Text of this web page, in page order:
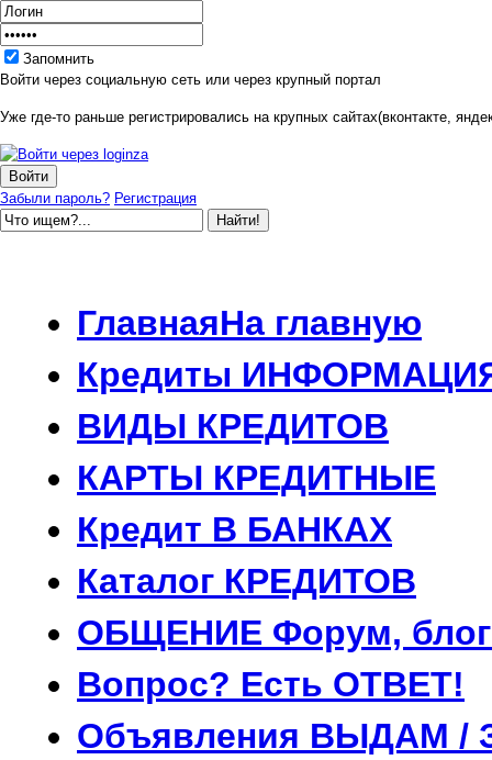
Запомнить
Войти через социальную сеть или через крупный портал
Уже где-то раньше регистрировались на крупных сайтах(вконтакте,
Забыли пароль? Регистрация
ГлавнаяНа главную
Кредиты
ВИДЫ КРЕДИТОВ
КАРТЫ КРЕДИТНЫЕ
Кредит В БАНКАХ
Каталог КРЕДИТОВ
ОБЩЕНИЕ Форум,
Вопрос? Есть ОТВЕТ!
Объявления ВЫДАМ /